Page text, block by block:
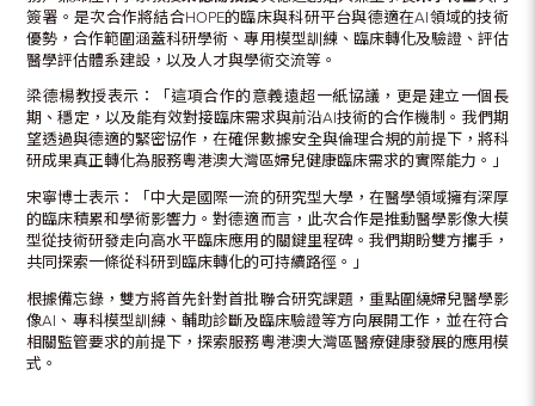
簽署。是次合作將結合HOPE的臨床與科研平台與德適在AI領域的技術
優勢，合作範圍涵蓋科研學術、專用模型訓練、臨床轉化及驗證、評估
醫學評估體系建設，以及人才與學術交流等。
梁德楊教授表示：「這項合作的意義遠超一紙協議，更是建立一個長
期、穩定，以及能有效對接臨床需求與前沿AI技術的合作機制。我們期
望透過與德適的緊密協作，在確保數據安全與倫理合規的前提下，將科
研成果真正轉化為服務粵港澳大灣區婦兒健康臨床需求的實際能力。」
宋寧博士表示：「中大是國際一流的研究型大學，在醫學領域擁有深厚
的臨床積累和學術影響力。對德適而言，此次合作是推動醫學影像大模
型從技術研發走向高水平臨床應用的關鍵里程碑。我們期盼雙方攜手，
共同探索一條從科研到臨床轉化的可持續路徑。」
根據備忘錄，雙方將首先針對首批聯合研究課題，重點圍繞婦兒醫學影
像AI、專科模型訓練、輔助診斷及臨床驗證等方向展開工作，並在符合
相關監管要求的前提下，探索服務粵港澳大灣區醫療健康發展的應用模
式。